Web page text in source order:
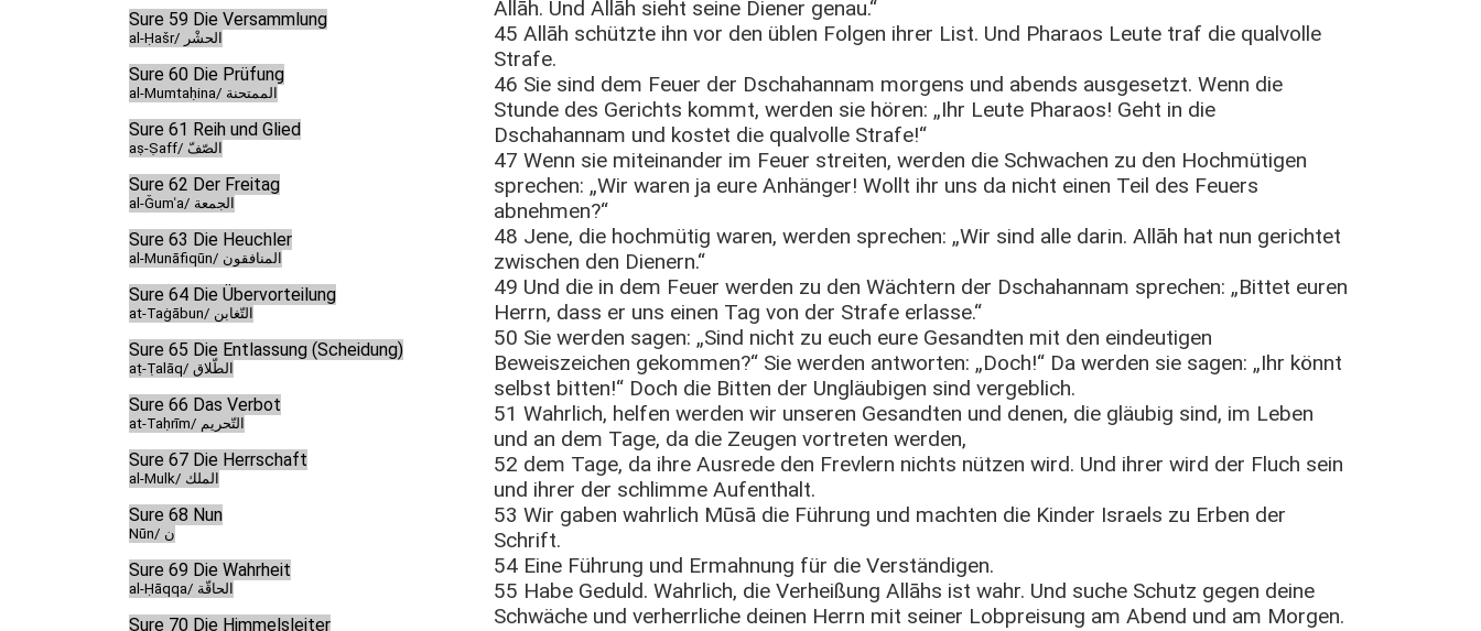
Sure 59 Die Versammlung
al-Ḥašr/ الحشْر
Sure 60 Die Prüfung
al-Mumtaḥina/ الممتحنة
Sure 61 Reih und Glied
aṣ-Ṣaff/ الصّفّ
Sure 62 Der Freitag
al-Ǧumʿa/ الجمعة
Sure 63 Die Heuchler
al-Munāfiqūn/ المنافقون
Sure 64 Die Übervorteilung
at-Taġābun/ التّغابن
Sure 65 Die Entlassung (Scheidung)
aṭ-Ṭalāq/ الطّلاق
Sure 66 Das Verbot
at-Taḥrīm/ التّحريم
Sure 67 Die Herrschaft
al-Mulk/ الملك
Sure 68 Nun
Nūn/ ن
Sure 69 Die Wahrheit
al-Ḥāqqa/ الحاقّة
Sure 70 Die Himmelsleiter
Allāh. Und Allāh sieht seine Diener genau.“
45 Allāh schützte ihn vor den üblen Folgen ihrer List. Und Pharaos Leute traf die qualvolle
Strafe.
46 Sie sind dem Feuer der Dschahannam morgens und abends ausgesetzt. Wenn die
Stunde des Gerichts kommt, werden sie hören: „Ihr Leute Pharaos! Geht in die
Dschahannam und kostet die qualvolle Strafe!“
47 Wenn sie miteinander im Feuer streiten, werden die Schwachen zu den Hochmütigen
sprechen: „Wir waren ja eure Anhänger! Wollt ihr uns da nicht einen Teil des Feuers
abnehmen?“
48 Jene, die hochmütig waren, werden sprechen: „Wir sind alle darin. Allāh hat nun gerichtet
zwischen den Dienern.“
49 Und die in dem Feuer werden zu den Wächtern der Dschahannam sprechen: „Bittet euren
Herrn, dass er uns einen Tag von der Strafe erlasse.“
50 Sie werden sagen: „Sind nicht zu euch eure Gesandten mit den eindeutigen
Beweiszeichen gekommen?“ Sie werden antworten: „Doch!“ Da werden sie sagen: „Ihr könnt
selbst bitten!“ Doch die Bitten der Ungläubigen sind vergeblich.
51 Wahrlich, helfen werden wir unseren Gesandten und denen, die gläubig sind, im Leben
und an dem Tage, da die Zeugen vortreten werden,
52 dem Tage, da ihre Ausrede den Frevlern nichts nützen wird. Und ihrer wird der Fluch sein
und ihrer der schlimme Aufenthalt.
53 Wir gaben wahrlich Mūsā die Führung und machten die Kinder Israels zu Erben der
Schrift.
54 Eine Führung und Ermahnung für die Verständigen.
55 Habe Geduld. Wahrlich, die Verheißung Allāhs ist wahr. Und suche Schutz gegen deine
Schwäche und verherrliche deinen Herrn mit seiner Lobpreisung am Abend und am Morgen.